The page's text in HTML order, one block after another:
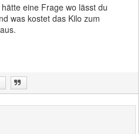
eine Frage wo lässt du
was kostet das Kilo zum